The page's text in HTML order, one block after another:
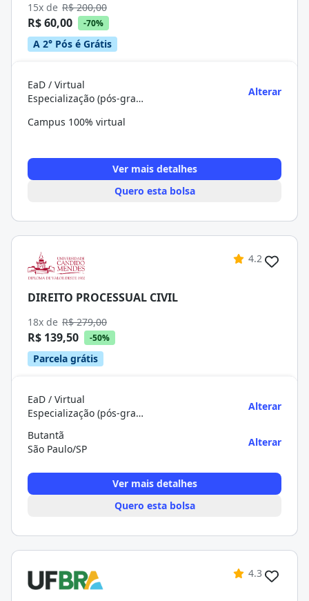
15x de R$ 200,00
R$ 60,00 -70%
A 2° Pós é Grátis
EaD / Virtual
Especialização (pós-graduação)
Alterar
Campus 100% virtual
Ver mais detalhes
Quero esta bolsa
4.2
DIREITO PROCESSUAL CIVIL
18x de R$ 279,00
R$ 139,50 -50%
Parcela grátis
EaD / Virtual
Especialização (pós-graduação)
Alterar
Butantã
São Paulo/SP
Alterar
Ver mais detalhes
Quero esta bolsa
4.3